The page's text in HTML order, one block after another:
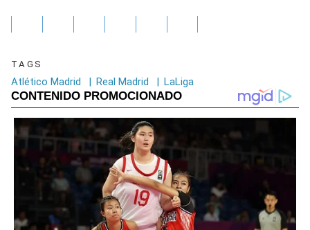
TAGS
Atlético Madrid | Real Madrid | LaLiga